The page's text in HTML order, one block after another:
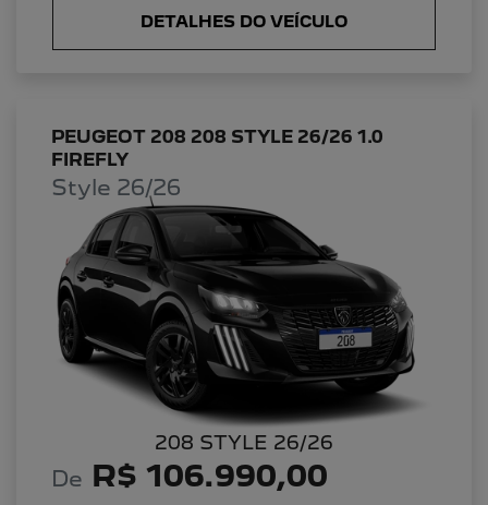
DETALHES DO VEÍCULO
PEUGEOT 208 208 STYLE 26/26 1.0
FIREFLY
Style 26/26
208 STYLE 26/26
De R$ 106.990,00